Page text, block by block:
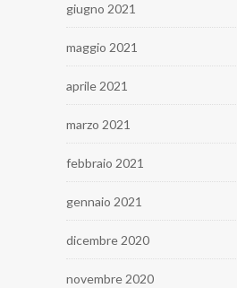
giugno 2021
maggio 2021
aprile 2021
marzo 2021
febbraio 2021
gennaio 2021
dicembre 2020
novembre 2020